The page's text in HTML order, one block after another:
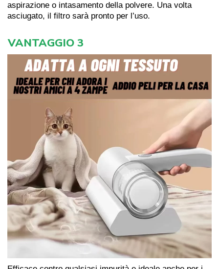
aspirazione o intasamento della polvere. Una volta
asciugato, il filtro sarà pronto per l’uso.
VANTAGGIO 3